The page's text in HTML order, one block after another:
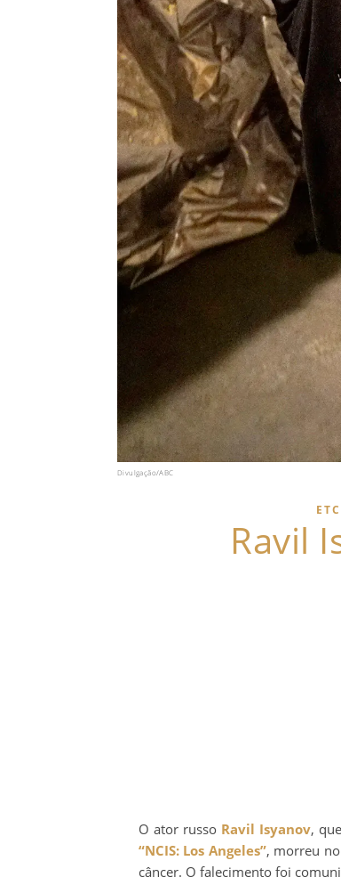
Divulgação/ABC
ETC
Ravil
O ator russo Ravil Isyanov,
“NCIS: Los Angeles”, morreu
câncer. O falecimento foi